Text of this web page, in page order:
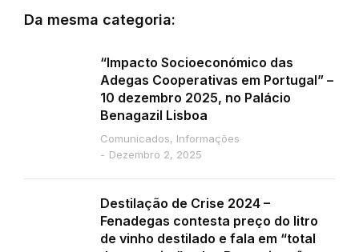
Da mesma categoria:
“Impacto Socioeconómico das
Adegas Cooperativas em Portugal” –
10 dezembro 2025, no Palácio
Benagazil Lisboa
Comunicados, Informações
Dezembro 2, 2025
Destilação de Crise 2024 –
Fenadegas contesta preço do litro
de vinho destilado e fala em “total